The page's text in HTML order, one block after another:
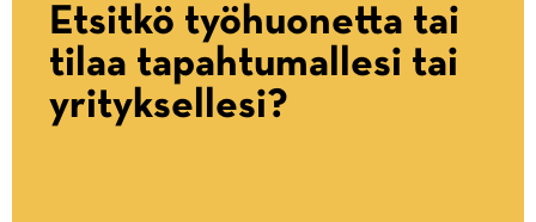
Etsitkö työhuonetta tai
tilaa tapahtumallesi tai
yrityksellesi?